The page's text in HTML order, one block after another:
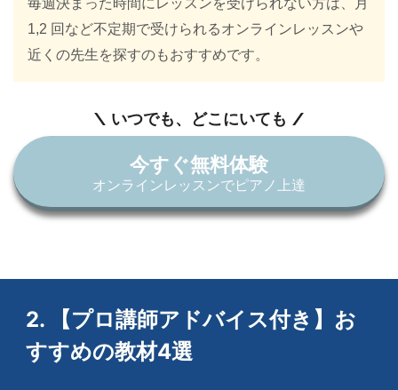
毎週決まった時間にレッスンを受けられない方は、月
1,2 回など不定期で受けられるオンラインレッスンや
近くの先生を探すのもおすすめです。
いつでも、どこにいても
今すぐ無料体験
オンラインレッスンでピアノ上達
2. 【プロ講師アドバイス付き】お
すすめの教材4選